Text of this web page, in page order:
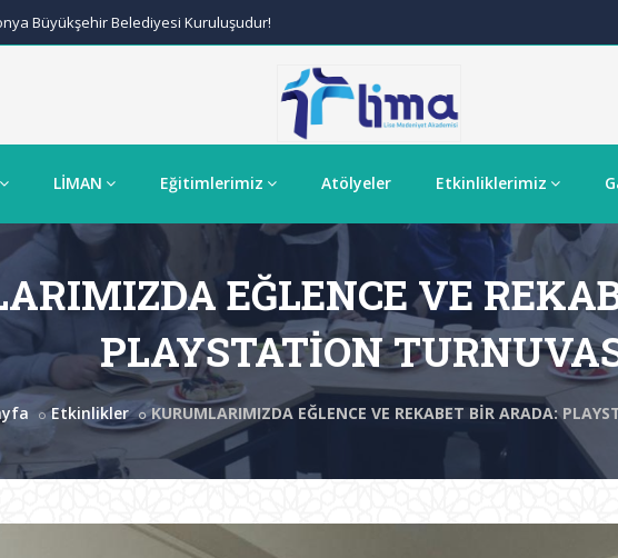
Büyükşehir Belediyesi Kuruluşudur!
LİMAN Eğitimlerimiz Atölyeler Etkinliklerimiz
EĞLENCE VE
PLAYSTATİON
Etkinlikler KURUMLARIMIZDA EĞLENCE VE REKABET BİR ARADA: